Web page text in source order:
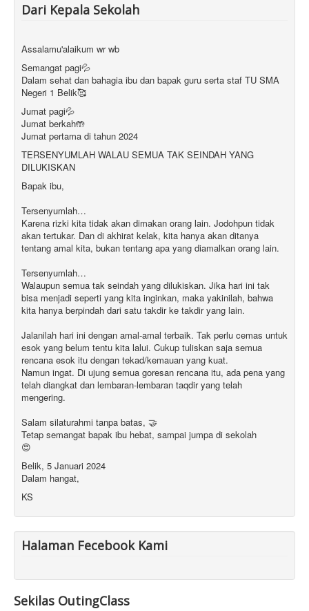
Dari Kepala Sekolah
Assalamu'alaikum wr wb
Semangat pagi💦
Dalam sehat dan bahagia ibu dan bapak guru serta staf TU SMA
Negeri 1 Belik🥰
Jumat pagi💦
Jumat berkah🤲
Jumat pertama di tahun 2024
TERSENYUMLAH WALAU SEMUA TAK SEINDAH YANG
DILUKISKAN
Bapak ibu,
Tersenyumlah…
Karena rizki kita tidak akan dimakan orang lain. Jodohpun tidak
akan tertukar. Dan di akhirat kelak, kita hanya akan ditanya
tentang amal kita, bukan tentang apa yang diamalkan orang lain.
Tersenyumlah…
Walaupun semua tak seindah yang dilukiskan. Jika hari ini tak
bisa menjadi seperti yang kita inginkan, maka yakinilah, bahwa
kita hanya berpindah dari satu takdir ke takdir yang lain.
Jalanilah hari ini dengan amal-amal terbaik. Tak perlu cemas untuk
esok yang belum tentu kita lalui. Cukup tuliskan saja semua
rencana esok itu dengan tekad/kemauan yang kuat.
Namun ingat. Di ujung semua goresan rencana itu, ada pena yang
telah diangkat dan lembaran-lembaran taqdir yang telah
mengering.
Salam silaturahmi tanpa batas, 🤝
Tetap semangat bapak ibu hebat, sampai jumpa di sekolah
😍
Belik, 5 Januari 2024
Dalam hangat,
KS
Halaman Fecebook Kami
Sekilas OutingClass